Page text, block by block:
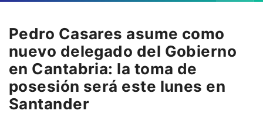
Pedro Casares asume como
nuevo delegado del Gobierno
en Cantabria: la toma de
posesión será este lunes en
Santander